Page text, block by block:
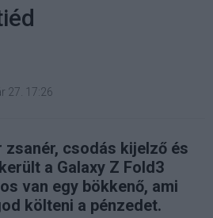
27. 17:26
zsanér, csodás kijelző és
a Galaxy Z Fold3
van egy bökkenő, ami
költeni a pénzedet.